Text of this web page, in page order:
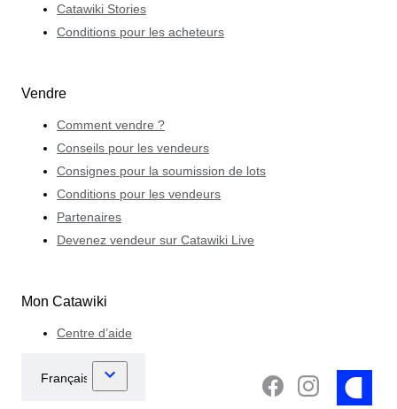
Catawiki Stories
Conditions pour les acheteurs
Vendre
Comment vendre ?
Conseils pour les vendeurs
Consignes pour la soumission de lots
Conditions pour les vendeurs
Partenaires
Devenez vendeur sur Catawiki Live
Mon Catawiki
Centre d’aide